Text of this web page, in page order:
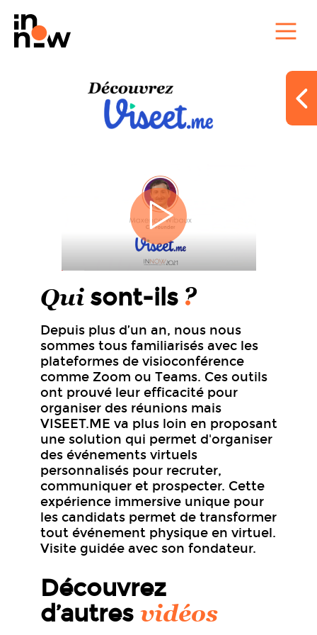
Qui sont-ils
Depuis plus d’un an, nous nous
sommes tous familiarisés avec les
plateformes de visioconférence
comme Zoom ou Teams. Ces outils
ont prouvé leur efficacité pour
organiser des réunions mais
VISEET.ME va plus loin en proposant
une solution qui permet d'organiser
des événements virtuels
personnalisés pour recruter,
communiquer et prospecter. Cette
expérience immersive unique pour
les candidats permet de transformer
tout événement physique en virtuel.
Visite guidée avec son fondateur.
Découvrez
d’autres vidéos